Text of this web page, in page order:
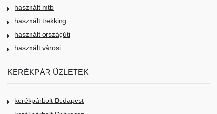
használt mtb
használt trekking
használt országúti
használt városi
KERÉKPÁR ÜZLETEK
kerékpárbolt Budapest